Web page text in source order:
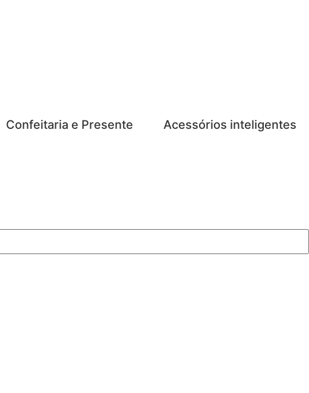
Confeitaria e Presente Acessórios inteligentes